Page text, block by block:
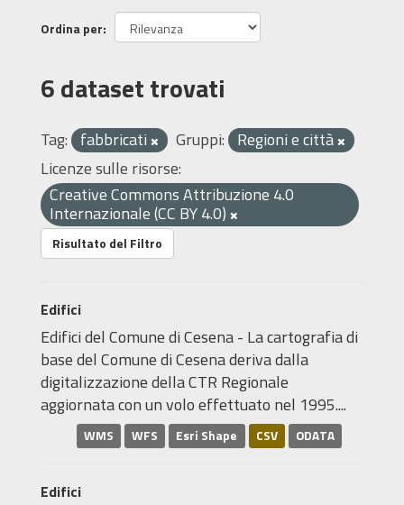
Ordina per
6 dataset trovati
Tag: fabbricati Gruppi: Regioni e città
Licenze sulle risorse:
Creative Commons Attribuzione 4.0
Internazionale (CC BY 4.0)
Risultato del Filtro
Edifici
Edifici del Comune di Cesena - La cartografia di
base del Comune di Cesena deriva dalla
digitalizzazione della CTR Regionale
aggiornata con un volo effettuato nel 1995....
WMS WFS Esri Shape CSV ODATA
Edifici